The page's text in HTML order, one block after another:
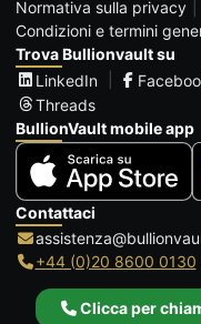
Normativa sulla privacy
Condizioni e termini
Trova Bullionvault su
LinkedIn
Threads
BullionVault mobile app
Contattaci
+44 (0)20 8600 0130
Clicca per